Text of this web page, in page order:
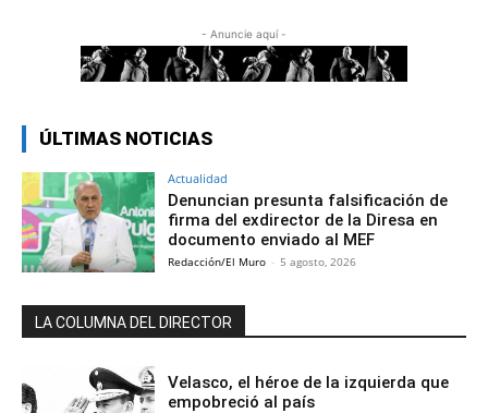
- Anuncie aquí -
ÚLTIMAS NOTICIAS
Actualidad
Denuncian presunta falsificación de
firma del exdirector de la Diresa en
documento enviado al MEF
Redacción/El Muro - 5 agosto, 2026
LA COLUMNA DEL DIRECTOR
Velasco, el héroe de la izquierda que
empobreció al país